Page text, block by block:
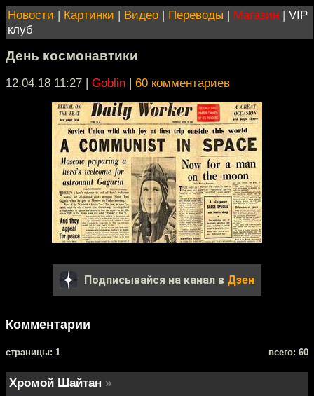
Новости | Картинки | Видео | Переводы | Магазин | VIP
клуб
День космонавтики
12.04.18 11:27 | Goblin | 60 комментариев
Подписывайся на канал в Дзен
Комментарии
cтраницы: 1 всего: 60
Хромой Шайтан »